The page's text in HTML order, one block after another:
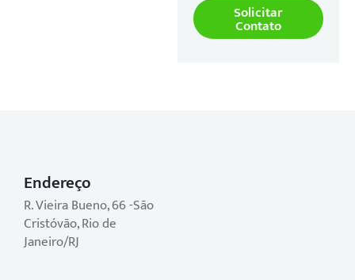
Solicitar
Contato
Endereço
R. Vieira Bueno, 66 -São
Cristóvão, Rio de
Janeiro/RJ